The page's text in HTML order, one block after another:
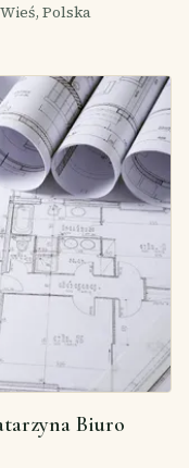
Polska
Biuro